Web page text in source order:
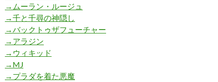
→ムーラン・ルージュ
→千と千尋の神隠し
→バックトゥザフューチャー
→アラジン
→ウィキッド
→MJ
→プラダを着た悪魔